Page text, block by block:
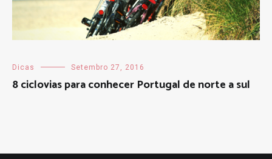
Dicas Setembro 27, 2016
8 ciclovias para conhecer Portugal de norte a sul